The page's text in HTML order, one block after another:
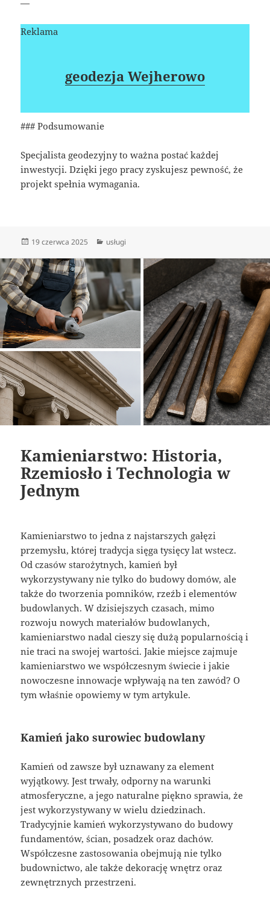
—
Reklama
geodezja Wejherowo
### Podsumowanie
Specjalista geodezyjny to ważna postać każdej
inwestycji. Dzięki jego pracy zyskujesz pewność, że
projekt spełnia wymagania.
Data
19 czerwca 2025 Kategorie
usługi
Kamieniarstwo: Historia,
Rzemiosło i Technologia w
Jednym
Kamieniarstwo to jedna z najstarszych gałęzi
przemysłu, której tradycja sięga tysięcy lat wstecz.
Od czasów starożytnych, kamień był
wykorzystywany nie tylko do budowy domów, ale
także do tworzenia pomników, rzeźb i elementów
budowlanych. W dzisiejszych czasach, mimo
rozwoju nowych materiałów budowlanych,
kamieniarstwo nadal cieszy się dużą popularnością i
nie traci na swojej wartości. Jakie miejsce zajmuje
kamieniarstwo we współczesnym świecie i jakie
nowoczesne innowacje wpływają na ten zawód? O
tym właśnie opowiemy w tym artykule.
Kamień jako surowiec budowlany
Kamień od zawsze był uznawany za element
wyjątkowy. Jest trwały, odporny na warunki
atmosferyczne, a jego naturalne piękno sprawia, że
jest wykorzystywany w wielu dziedzinach.
Tradycyjnie kamień wykorzystywano do budowy
fundamentów, ścian, posadzek oraz dachów.
Współczesne zastosowania obejmują nie tylko
budownictwo, ale także dekorację wnętrz oraz
zewnętrznych przestrzeni.